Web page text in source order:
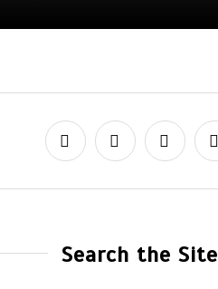
Search the Site